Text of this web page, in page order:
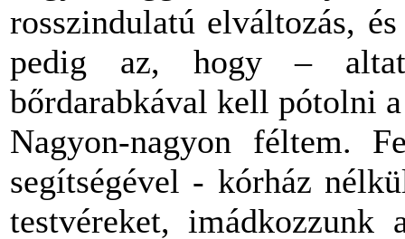
rosszindulatú elváltozás,
pedig az, hogy –
bőrdarabkával kell pótolni
Nagyon-nagyon féltem.
segítségével - kórház
testvéreket,